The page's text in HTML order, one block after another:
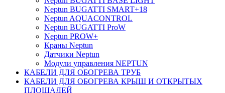
Neptun BUGATTI SMART+18
Neptun AQUACONTROL
Neptun BUGATTI ProW
Neptun PROW+
Краны Neptun
Датчики Neptun
Модули управления NEPTUN
КАБЕЛИ ДЛЯ ОБОГРЕВА ТРУБ
КАБЕЛИ ДЛЯ ОБОГРЕВА КРЫШ И ОТКРЫТЫХ
ПЛОЩАДЕЙ